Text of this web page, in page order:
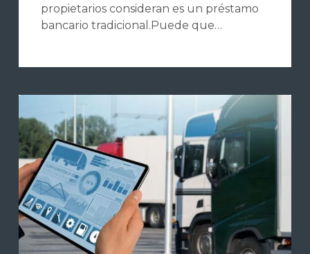
propietarios consideran es un préstamo
bancario tradicional.Puede que…